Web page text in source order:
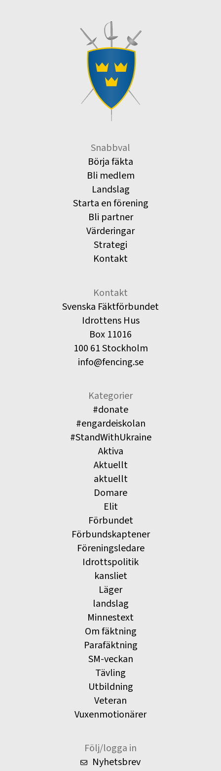
Snabbval
Börja fäkta
Bli medlem
Landslag
Starta en förening
Bli partner
Värderingar
Strategi
Kontakt
Kontakt
Svenska Fäktförbundet
Idrottens Hus
Box 11016
100 61 Stockholm
info@fencing.se
Kategorier
#donate
#engardeiskolan
#StandWithUkraine
Aktiva
Aktuellt
aktuellt
Domare
Elit
Förbundet
Förbundskaptener
Föreningsledare
Idrottspolitik
kansliet
Läger
landslag
Minnestext
Om fäktning
Parafäktning
SM-veckan
Tävling
Utbildning
Veteran
Vuxenmotionärer
Följ/logga in
Nyhetsbrev